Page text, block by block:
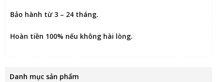
Bảo hành từ 3 – 24 tháng.
Hoàn tiền 100% nếu không hài lòng.
Danh mục sản phẩm